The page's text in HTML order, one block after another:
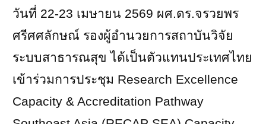
วันที่ 22-23 เมษายน 2569 ผศ.ดร.จรวยพร
ศรีศศลักษณ์ รองผู้อำนวยการสถาบันวิจัย
ระบบสาธารณสุข ได้เป็นตัวแทนประเทศไทย
เข้าร่วมการประชุม Research Excellence
Capacity & Accreditation Pathway